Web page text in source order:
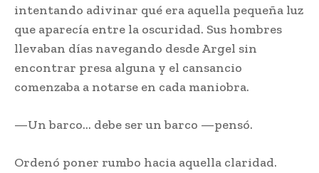
intentando adivinar qué era aquella pequeña luz
que aparecía entre la oscuridad. Sus hombres
llevaban días navegando desde Argel sin
encontrar presa alguna y el cansancio
comenzaba a notarse en cada maniobra.
—Un barco… debe ser un barco —pensó.
Ordenó poner rumbo hacia aquella claridad.